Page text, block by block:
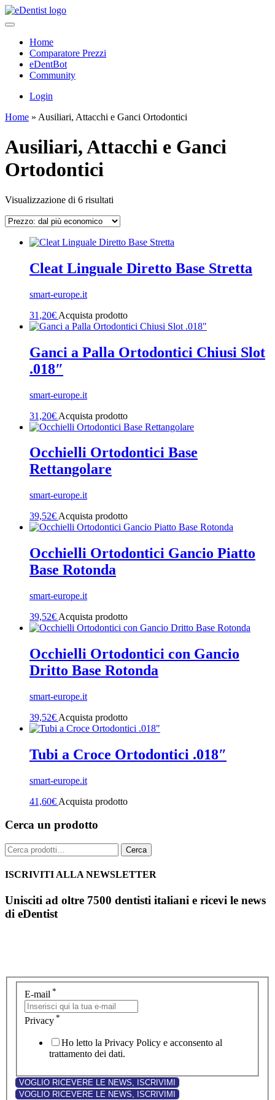
Home
Comparatore Prezzi
eDentBot
Community
Login
Home » Ausiliari, Attacchi e Ganci Ortodontici
Ausiliari, Attacchi e Ganci
Ortodontici
Visualizzazione di 6 risultati
più
Cleat Linguale Diretto Base Stretta
smart-europe.it
31,20€ Acquista prodotto
Ganci a Palla Ortodontici Chiusi Slot
.018″
smart-europe.it
31,20€ Acquista prodotto
Occhielli Ortodontici Base
Rettangolare
smart-europe.it
39,52€ Acquista prodotto
Occhielli Ortodontici Gancio Piatto
Base Rotonda
smart-europe.it
39,52€ Acquista prodotto
Occhielli Ortodontici con Gancio
Dritto Base Rotonda
smart-europe.it
39,52€ Acquista prodotto
Tubi a Croce Ortodontici .018″
smart-europe.it
41,60€ Acquista prodotto
Cerca un prodotto
Cerca: Cerca
ISCRIVITI ALLA NEWSLETTER
Unisciti ad oltre 7500 dentisti italiani e ricevi le news
di eDentist
E-mail *
Privacy *
Ho letto la Privacy Policy e acconsento al
trattamento dei dati.